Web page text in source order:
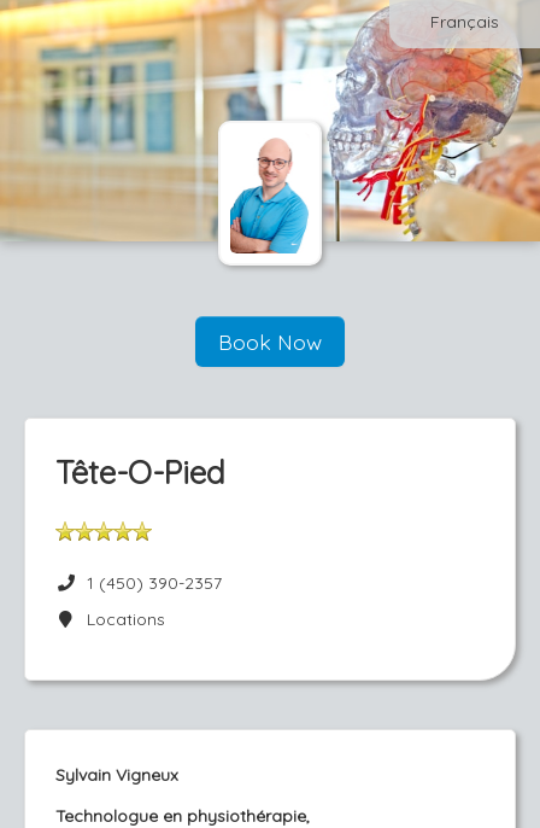
Français
Book Now
Tête-O-Pied
1 (450) 390-2357
Locations
Sylvain Vigneux
Technologue en physiothérapie,